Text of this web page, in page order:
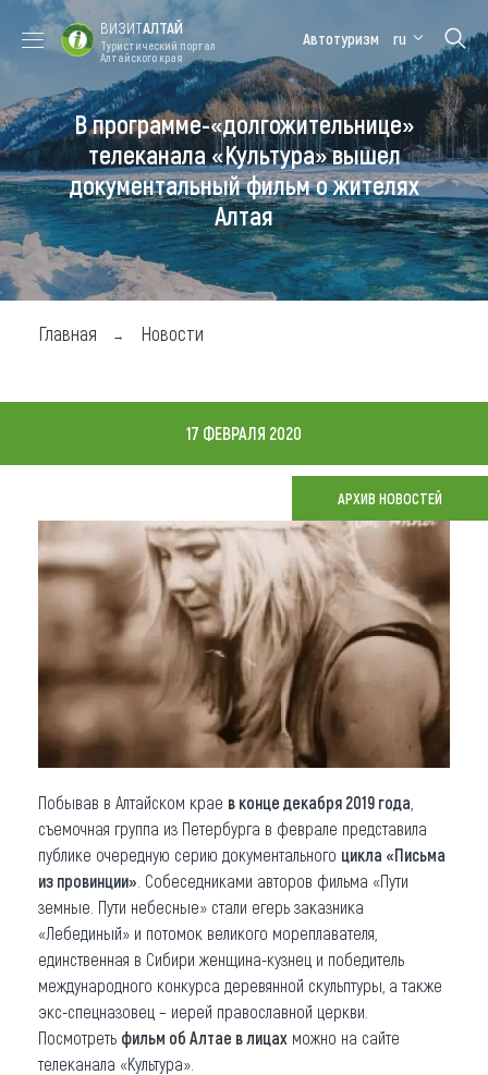
Форум VISIT
ALTAI
Цветение
маральника
Медицинский
форум
Алтайская
зимовка
Туры
Где побывать
Чем заняться
Где остановиться
Что привезти (сувениры)
О регионе
Коллекция впечатлений
Другие рубрики
ВИЗИТАЛТАЙ
Туристический портал
Алтайского края
Автотуризм ru
В программе-«долгожительнице»
телеканала «Культура» вышел
документальный фильм о жителях
Алтая
Главная Новости
17 ФЕВРАЛЯ 2020
АРХИВ НОВОСТЕЙ
Побывав в Алтайском крае в конце декабря 2019 года
съемочная группа из Петербурга в феврале представила
публике очередную серию документального цикла «Письма
из провинции» . Собеседниками авторов фильма «Пути
земные. Пути небесные» стали егерь заказника
«Лебединый» и потомок великого мореплавателя,
единственная в Сибири женщина-кузнец и победитель
международного конкурса деревянной скульптуры, а также
экс-спецназовец – иерей православной церкви.
Посмотреть фильм об Алтае в лицах можно на сайте
телеканала «Культура».